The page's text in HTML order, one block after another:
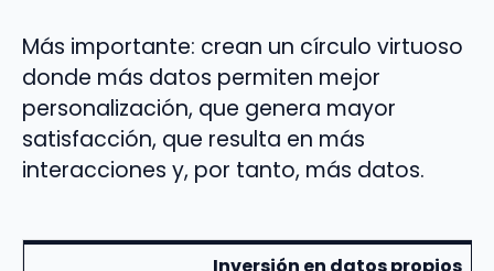
Más importante: crean un círculo virtuoso
donde más datos permiten mejor
personalización, que genera mayor
satisfacción, que resulta en más
interacciones y, por tanto, más datos.